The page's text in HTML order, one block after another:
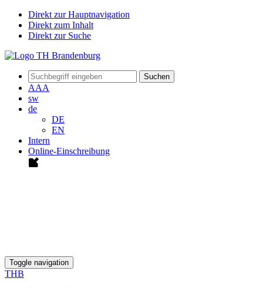
Direkt zur Hauptnavigation
Direkt zum Inhalt
Direkt zur Suche
Suchen
AAA
sw
de
DE
EN
Intern
Online-Einschreibung
Toggle navigation
THB